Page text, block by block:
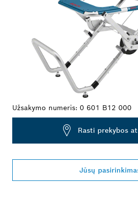
Užsakymo numeris: 0 601 B12 000
Rasti prekybos
Jūsų